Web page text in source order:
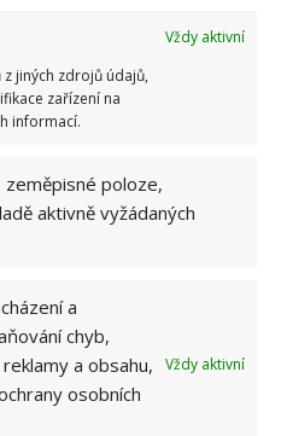
Vždy aktivní
jiných zdrojů údajů,
zařízení na
informací.
zeměpisné poloze,
aktivně vyžádaných
a
chyb,
a obsahu,
osobních
Vždy aktivní
TOPENÍ